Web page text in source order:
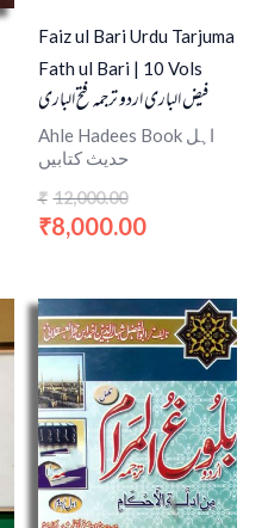
Faiz ul Bari Urdu Tarjuma
Fath ul Bari | 10 Vols
فیض الباری اردو ترجمہ فتح الباری
Ahle Hadees Book اہل
حدیث کتابیں
₹ 12,000.00
₹8,000.00